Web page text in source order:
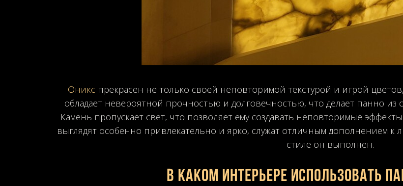
Оникс прекрасен не только своей неповторимой текстурой и игрой
обладает невероятной прочностью и долговечностью, что делает панно
Камень пропускает свет, что позволяет ему создавать неповторимые
выглядят особенно привлекательно и ярко, служат отличным дополнением к
стиле он выполнен.
В каком интерьере использовать